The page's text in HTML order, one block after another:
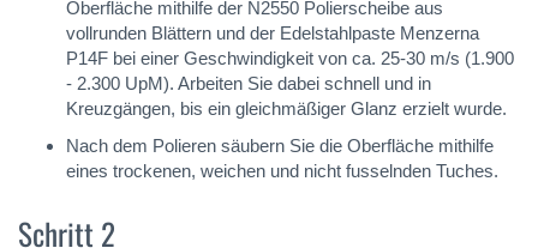
Oberfläche mithilfe der N2550 Polierscheibe aus
vollrunden Blättern und der Edelstahlpaste Menzerna
P14F bei einer Geschwindigkeit von ca. 25-30 m/s (1.900
- 2.300 UpM). Arbeiten Sie dabei schnell und in
Kreuzgängen, bis ein gleichmäßiger Glanz erzielt wurde.
Nach dem Polieren säubern Sie die Oberfläche mithilfe
eines trockenen, weichen und nicht fusselnden Tuches.
Schritt 2